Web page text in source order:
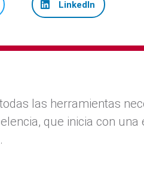
LinkedIn
las herramientas
que inicia con una